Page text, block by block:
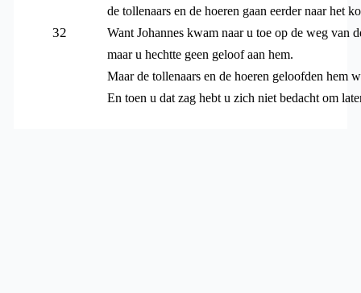
de tollenaars en de hoeren gaan eerder naar het
32
Want Johannes kwam naar u toe op de weg van
maar u hechtte geen geloof aan hem.
Maar de tollenaars en de hoeren geloofden hem
En toen u dat zag hebt u zich niet bedacht om